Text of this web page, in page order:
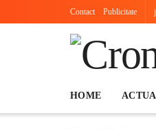
Contact Publicitate
HOME